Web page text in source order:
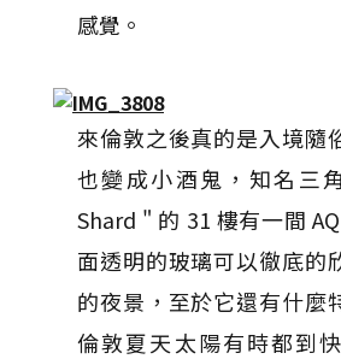
感覺。
來倫敦之後真的是入境隨
也變成小酒鬼，知名三
Shard " 的 31 樓有一間
面透明的玻璃可以徹底的
的夜景，至於它還有什麼
倫敦夏天太陽有時都到